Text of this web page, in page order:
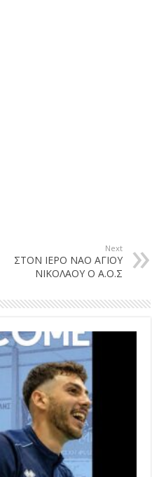
Next
ΣΤΟΝ ΙΕΡΟ ΝΑΟ ΑΓΙΟΥ
ΝΙΚΟΛΑΟΥ Ο Α.Ο.Σ